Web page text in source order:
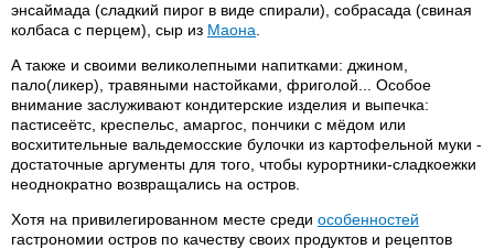
энсаймада (сладкий пирог в виде спирали), собрасада (свиная
колбаса с перцем), сыр из Маона
А также и своими великолепными напитками: джином,
пало(ликер), травяными настойками, фриголой... Особое
внимание заслуживают кондитерские изделия и выпечка:
пастисеётс, креспельс, амаргос, пончики с мёдом или
восхитительные вальдемосские булочки из картофельной муки -
достаточные аргументы для того, чтобы курортники-сладкоежки
неоднократно возвращались на остров.
Хотя на привилегированном месте среди особенностей
гастрономии остров по качеству своих продуктов и рецептов